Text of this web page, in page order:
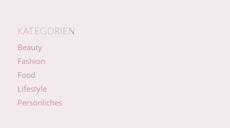
KATEGORIEN
Beauty
Fashion
Food
Lifestyle
Persönliches